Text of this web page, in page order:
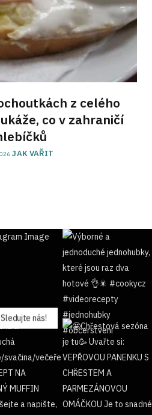
z celého
co v zahraničí
JAK VAŘIT
Sledujte nás!